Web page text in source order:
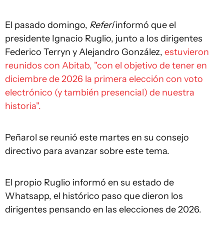
El pasado domingo, Referíinformó que el
presidente Ignacio Ruglio, junto a los dirigentes
Federico Terryn y Alejandro González, estuvieron
reunidos con Abitab, "con el objetivo de tener en
diciembre de 2026 la primera elección con voto
electrónico (y también presencial) de nuestra
historia".
Peñarol se reunió este martes en su consejo
directivo para avanzar sobre este tema.
El propio Ruglio informó en su estado de
Whatsapp, el histórico paso que dieron los
dirigentes pensando en las elecciones de 2026.